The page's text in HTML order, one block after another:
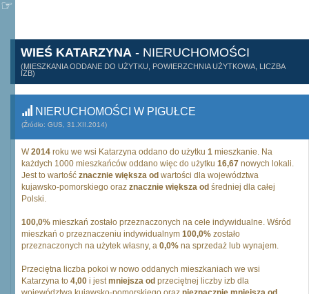
WIEŚ KATARZYNA - NIERUCHOMOŚCI
(MIESZKANIA ODDANE DO UŻYTKU, POWIERZCHNIA UŻYTKOWA, LICZBA
IZB)
NIERUCHOMOŚCI W PIGUŁCE
(Źródło: GUS, 31.XII.2014)
W2014 roku we wsi Katarzyna oddano do użytku 1 mieszkanie. Na
każdych 1000 mieszkańców oddano więc do użytku 16,67 nowych lokali.
Jest to wartość znacznie większa od wartości dla województwa
kujawsko-pomorskiego oraz znacznie większa od średniej dla całej
Polski.
100,0% mieszkań zostało przeznaczonych na cele indywidualne. Wśród
mieszkań o przeznaczeniu indywidualnym 100,0% zostało
przeznaczonych na użytek własny, a 0,0% na sprzedaż lub wynajem.
Przeciętna liczba pokoi w nowo oddanych mieszkaniach we wsi
Katarzyna to 4,00 i jestmniejsza od przeciętnej liczby izb dla